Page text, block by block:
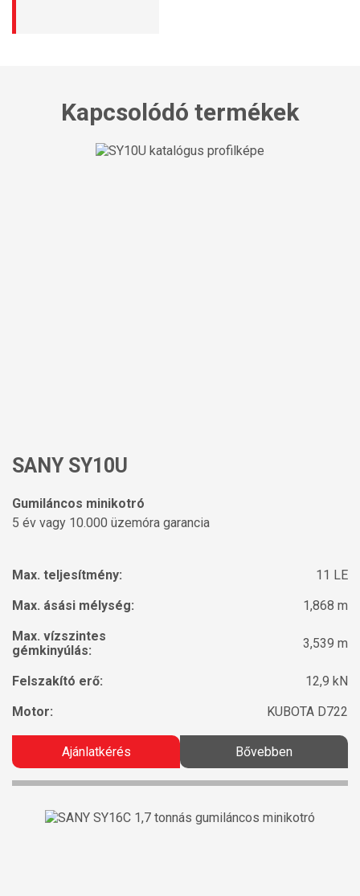
Kapcsolódó termékek
SANY SY10U
Gumiláncos minikotró
5 év vagy 10.000 üzemóra garancia
Max. teljesítmény:
11 LE
Max. ásási mélység:
1,868 m
Max. vízszintes
gémkinyúlás:
3,539 m
Felszakító erő:
12,9 kN
Motor:
KUBOTA D722
Ajánlatkérés Bővebben